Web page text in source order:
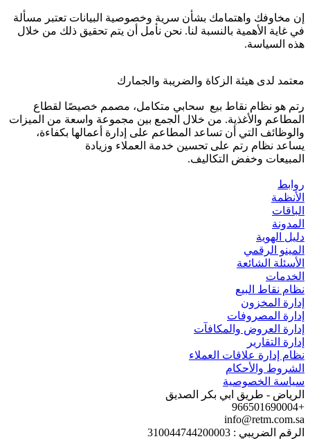
إن مخاوفك واهتمامك بشأن سرية وخصوصية البيانات تعتبر مسألة
في غاية الأهمية بالنسبة لنا. نحن نأمل أن يتم تحقيق ذلك من خلال
هذه السياسة.
معتمد لدى هيئة الزكاة والضريبة والجمارك
رتم هو نظام نقاط بيع سحابي متكامل، مصمم خصيصًا لقطاع
المطاعم والأغذية. من خلال الجمع بين مجموعة واسعة من الميزات
والوظائف التي أن تساعد المطاعم على إدارة أعمالها بكفاءة،
يساعد نظام رتم على تحسين خدمة العملاء وزيادة
المبيعات وخفض التكاليف.
روابط
الأنظمة
الباقات
المدونة
دليل الهوية
المينو الرقمي
الأسئلة الشائعة
الخدمات
نظام نقاط البيع
إدارة المخزون
إدارة المصروفات
إدارة العروض والمكافآت
إدارة التقارير
نظام إدارة علاقات العملاء
الشروط والأحكام
سياسة الخصوصية
الرياض - طريق ابي بكر الصديق
+966501690004
info@retm.com.sa
الرقم الضريبي : 310044744200003